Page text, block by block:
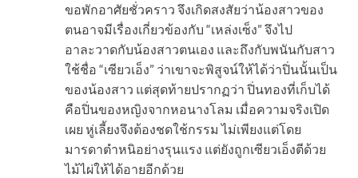
ขอพักอาศัยชั่วคราว จึงเกิดสงสัยว่าน้องสาวของ
ตนอาจมีเรื่องเกี่ยวข้องกับ “เหล่งเซ็ง” จึงไป
อาละวาดกับน้องสาวตนเอง และถึงกับพนันกับสาว
ใช้ชื่อ “เซียวเอ็ง” ว่าเขาจะพิสูจน์ให้ได้ว่าปิ่นนั้นเป็น
ของน้องสาว แต่สุดท้ายปรากฏว่า ปิ่นทองที่เก็บได้
คือปิ่นของหญิงจากหอนางโลม เมื่อความจริงเปิด
เผย หู่เลี้ยงจึงต้องชดใช้กรรม ไม่เพียงแต่โดย
มารดาตำหนิอย่างรุนแรง แต่ยังถูกเซียวเอ็งตีด้วย
ไม้ไผ่ให้ได้อายอีกด้วย